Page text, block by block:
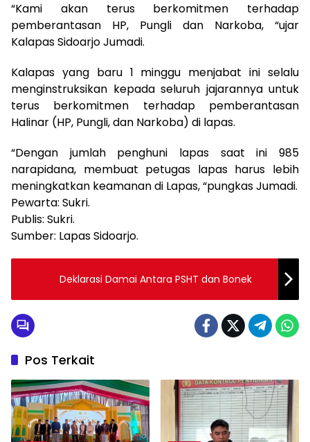
“Kami akan terus berkomitmen terhadap
pemberantasan HP, Pungli dan Narkoba, “ujar
Kalapas Sidoarjo Jumadi.
Kalapas yang baru 1 minggu menjabat ini selalu
menginstruksikan kepada seluruh jajarannya untuk
terus berkomitmen terhadap pemberantasan
Halinar (HP, Pungli, dan Narkoba) di lapas.
“Dengan jumlah penghuni lapas saat ini 985
narapidana, membuat petugas lapas harus lebih
meningkatkan keamanan di Lapas, “pungkas Jumadi.
Pewarta: Sukri.
Publis: Sukri.
Sumber: Lapas Sidoarjo.
Deklarasi Damai Antara PSHT dan Bonek
Pos Terkait